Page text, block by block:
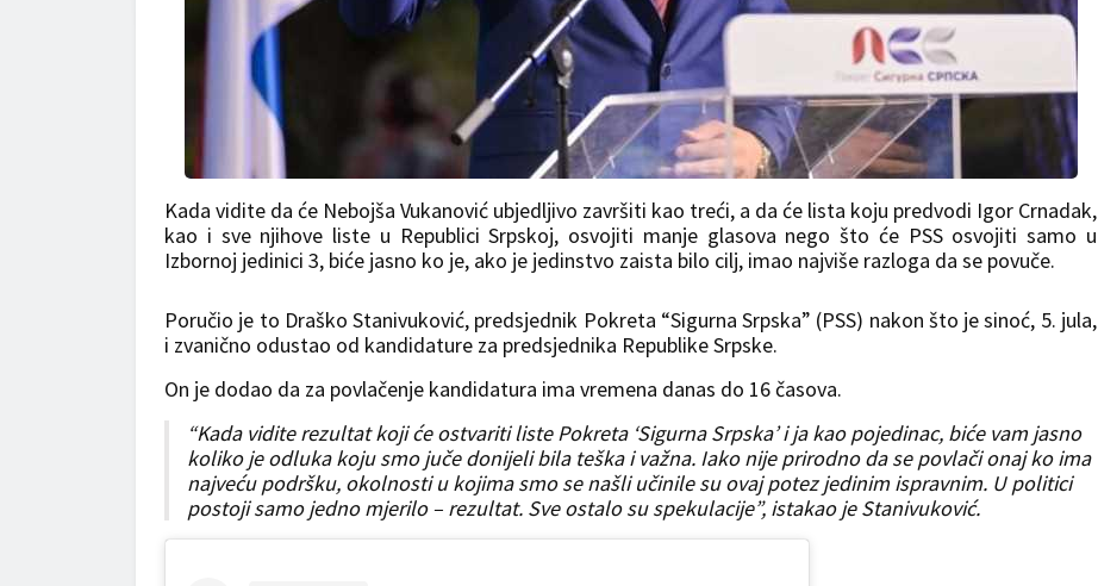
Kada vidite da će Nebojša Vukanović ubjedljivo završiti kao treći, a da će lista koju predvodi Igor Crnadak,
kao i sve njihove liste u Republici Srpskoj, osvojiti manje glasova nego što će PSS osvojiti samo u
Izbornoj jedinici 3, biće jasno ko je, ako je jedinstvo zaista bilo cilj, imao najviše razloga da se povuče.
Poručio je to Draško Stanivuković, predsjednik Pokreta “Sigurna Srpska” (PSS) nakon što je sinoć, 5. jula,
i zvanično odustao od kandidature za predsjednika Republike Srpske.
On je dodao da za povlačenje kandidatura ima vremena danas do 16 časova.
“Kada vidite rezultat koji će ostvariti liste Pokreta ‘Sigurna Srpska’ i ja kao pojedinac, biće vam jasno
koliko je odluka koju smo juče donijeli bila teška i važna. Iako nije prirodno da se povlači onaj ko ima
najveću podršku, okolnosti u kojima smo se našli učinile su ovaj potez jedinim ispravnim. U politici
postoji samo jedno mjerilo – rezultat. Sve ostalo su spekulacije”, istakao je Stanivuković.